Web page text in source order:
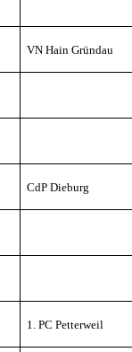
VN Hain Gründau
CdP Dieburg
1. PC Petterweil